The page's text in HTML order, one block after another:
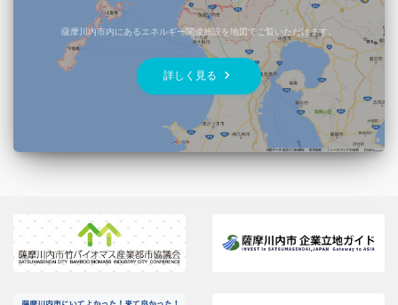
薩摩川内市内にあるエネルギー関連施設を地図でご覧いただけます。
詳しく見る keyboard_arrow_right